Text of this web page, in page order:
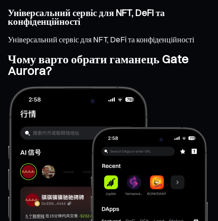
Універсальний сервіс для NFT, DeFi та
конфіденційності
Універсальний сервіс для NFT, DeFi та конфіденційності
Чому варто обрати гаманець Gate
Aurora?